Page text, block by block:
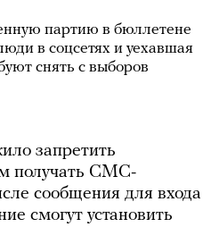
партию в бюллетене
в соцсетях и уехавшая
снять с выборов
запретить
получать СМС-
сообщения для входа
смогут установить